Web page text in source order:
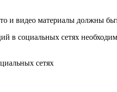
и видео материалы должны
в социальных сетях
сетях